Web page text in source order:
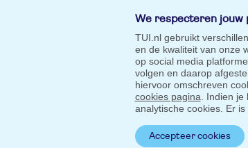
We respecteren jouw
TUI.nl gebruikt
en de kwaliteit van onze
op social media
volgen en daarop
hiervoor omschreven
cookies pagina . Indien
analytische cookies. Er
Accepteer cookies